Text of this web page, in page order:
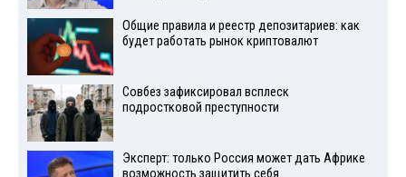
Общие правила и реестр депозитариев: как
будет работать рынок криптовалют
Совбез зафиксировал всплеск
подростковой преступности
Эксперт: только Россия может дать Африке
возможность защитить себя